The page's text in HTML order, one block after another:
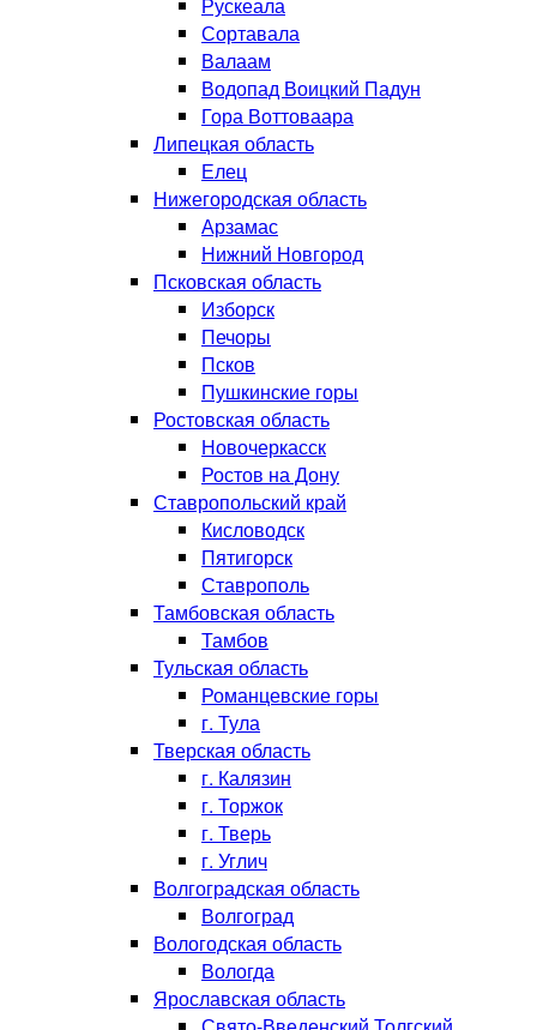
Сортавала
Валаам
Водопад Воицкий Падун
Гора Воттоваара
Липецкая область
Елец
Нижегородская область
Арзамас
Нижний Новгород
Псковская область
Изборск
Печоры
Псков
Пушкинские горы
Ростовская область
Новочеркасск
Ростов на Дону
Ставропольский край
Кисловодск
Пятигорск
Ставрополь
Тамбовская область
Тамбов
Тульская область
Романцевские горы
г. Тула
Тверская область
г. Калязин
г. Торжок
г. Тверь
г. Углич
Волгоградская область
Волгоград
Вологодская область
Вологда
Ярославская область